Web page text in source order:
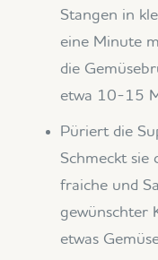
Stangen in
eine Minute
die
etwa 10-15
Püriert die
Schmeckt sie
fraiche und
gewünschter
etwas